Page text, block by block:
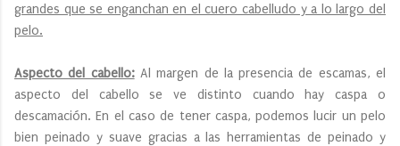
grandes que se enganchan en el cuero cabelludo y a lo largo del
pelo.
Aspecto del cabello: Al margen de la presencia de escamas, el
aspecto del cabello se ve distinto cuando hay caspa o
descamación. En el caso de tener caspa, podemos lucir un pelo
bien peinado y suave gracias a las herramientas de peinado y